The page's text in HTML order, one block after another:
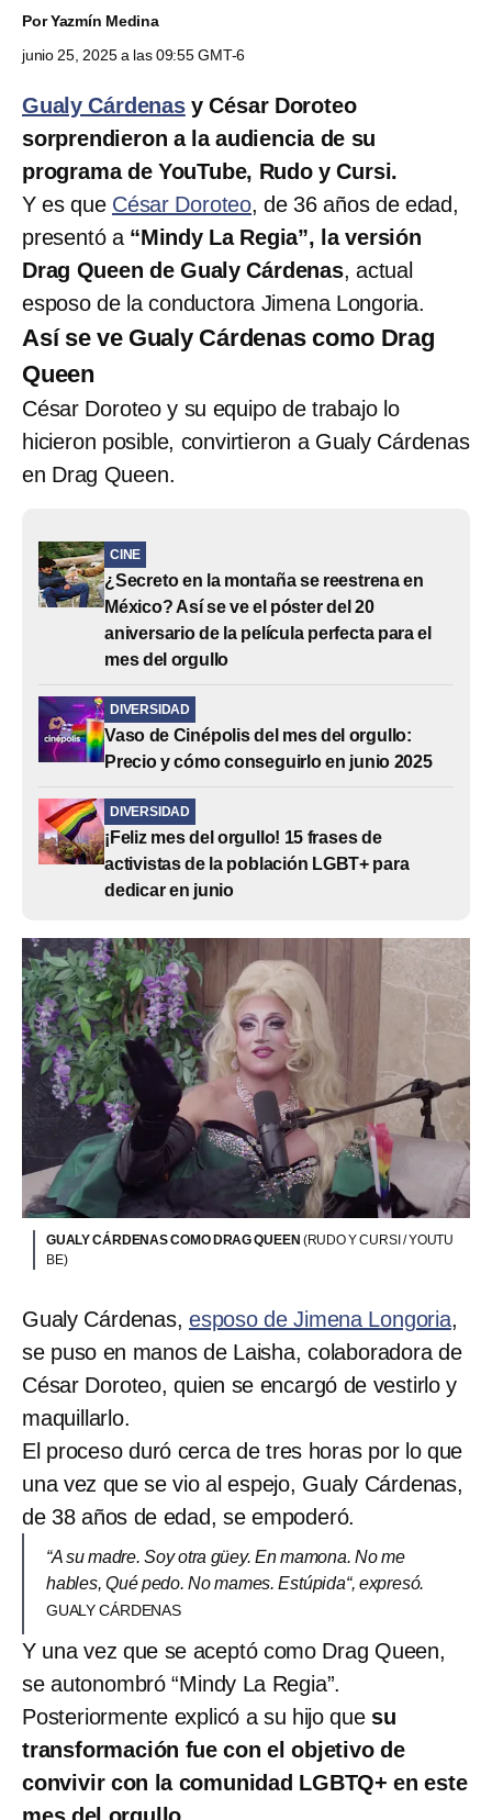
PorYazmín Medina
junio 25, 2025 a las 09:55 GMT-6
Gualy Cárdenasy César Doroteo
sorprendieron a la audiencia de su
programa de YouTube, Rudo y Cursi.
Y es que César Doroteo, de 36 años de edad,
presentó a “Mindy La Regia”, la versión
Drag Queen de Gualy Cárdenas, actual
esposo de la conductora Jimena Longoria.
Así se ve Gualy Cárdenas como Drag
Queen
César Doroteo y su equipo de trabajo lo
hicieron posible, convirtieron a Gualy Cárdenas
en Drag Queen.
CINE
¿Secreto en la montaña se reestrena en
México? Así se ve el póster del 20
aniversario de la película perfecta para el
mes del orgullo
DIVERSIDAD
Vaso de Cinépolis del mes del orgullo:
Precio y cómo conseguirlo en junio 2025
DIVERSIDAD
¡Feliz mes del orgullo! 15 frases de
activistas de la población LGBT+ para
dedicar en junio
GUALY CÁRDENAS COMO DRAG QUEEN (RUDO Y CURSI / YOUTU
BE)
Gualy Cárdenas,esposo de Jimena Longoria,
se puso en manos de Laisha, colaboradora de
César Doroteo, quien se encargó de vestirlo y
maquillarlo.
El proceso duró cerca de tres horas por lo que
una vez que se vio al espejo, Gualy Cárdenas,
de 38 años de edad, se empoderó.
“A su madre. Soy otra güey. En mamona. No me
hables, Qué pedo. No mames. Estúpida“, expresó.
GUALY CÁRDENAS
Y una vez que se aceptó como Drag Queen,
se autonombró “Mindy La Regia”.
Posteriormente explicó a su hijo que su
transformación fue con el objetivo de
convivir con la comunidad LGBTQ+ en este
mes del orgullo